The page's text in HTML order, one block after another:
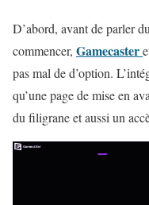
D’abord, avant de parler
commencer, Gamecaster
pas mal de d’option.
qu’une page de mise en
du filigrane et aussi un